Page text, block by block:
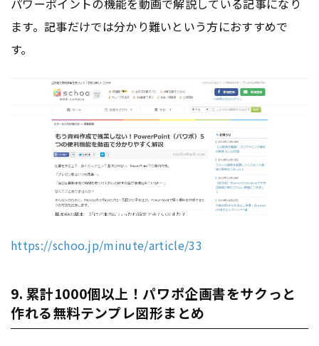
パワーポイントの機能を動画で解説している記事になり
ます。記事だけでは分かり難いという方におすすめで
す。
https://schoo.jp/minute/article/33
9. 累計1000個以上！パワポ企画書をサクっと
作れる無料テンプレ図形まとめ